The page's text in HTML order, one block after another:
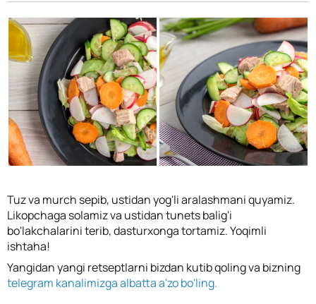
Tuz va murch sepib, ustidan yog'li aralashmani quyamiz.
Likopchaga solamiz va ustidan tunets balig'i
bo'lakchalarini terib, dasturxonga tortamiz. Yoqimli
ishtaha!
Yangidan yangi retseptlarni bizdan kutib qoling va bizning
telegram kanalimizga albatta a'zo bo'ling.